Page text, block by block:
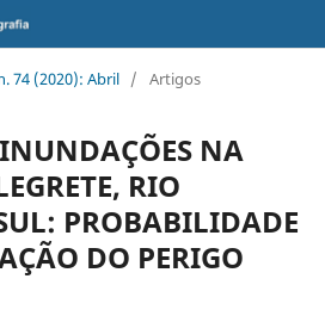
74 (2020): Abril / Artigos
NA
RIO
PROBABILIDADE
DO PERIGO